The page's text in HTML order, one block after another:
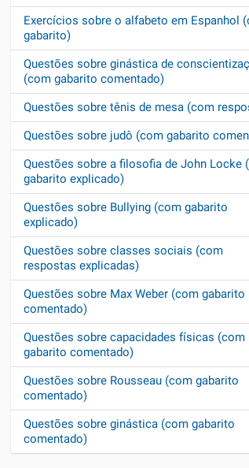
Exercícios sobre o alfabeto em Espanhol
gabarito)
Questões sobre ginástica de
(com gabarito comentado)
Questões sobre tênis de mesa (com
Questões sobre judô (com gabarito
Questões sobre a filosofia de John Locke
gabarito explicado)
Questões sobre Bullying (com gabarito
explicado)
Questões sobre classes sociais (com
respostas explicadas)
Questões sobre Max Weber (com gabarito
comentado)
Questões sobre capacidades físicas (com
gabarito comentado)
Questões sobre Rousseau (com gabarito
comentado)
Questões sobre ginástica (com gabarito
comentado)